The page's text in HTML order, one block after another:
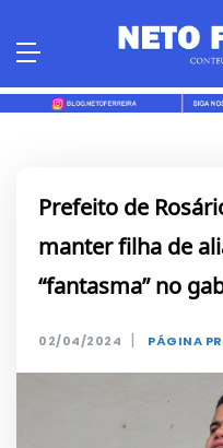
Prefeito de
manter filha de
“fantasma” no
02/04/2024 | PÁGINA